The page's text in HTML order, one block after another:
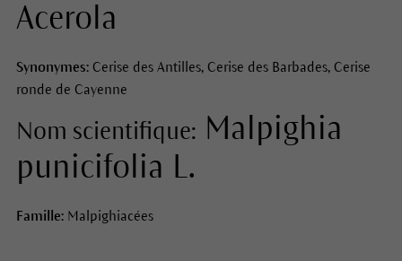
Acerola
Synonymes:Cerise des Antilles, Cerise des Barbades, Cerise
ronde de Cayenne
Nom scientifique: Malpighia
punicifolia L.
Famille:Malpighiacées